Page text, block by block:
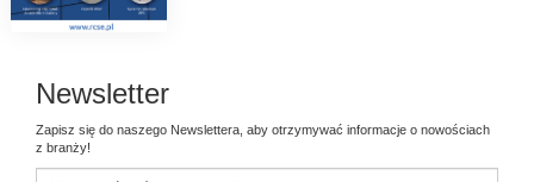
Newsletter
Zapisz się do naszego Newslettera, aby otrzymywać informacje o nowościach
z branży!